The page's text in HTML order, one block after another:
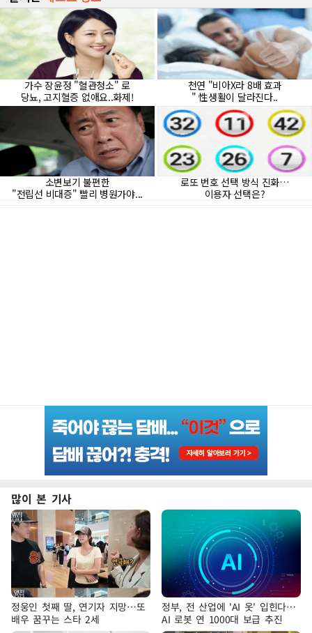
많이 본 기사
정웅인 첫째 딸, 연기자 지망…또
배우 꿈꾸는 스타 2세
정부, 전 산업에 'AI 옷' 입힌다…
AI 로봇 연 1000대 보급 추진